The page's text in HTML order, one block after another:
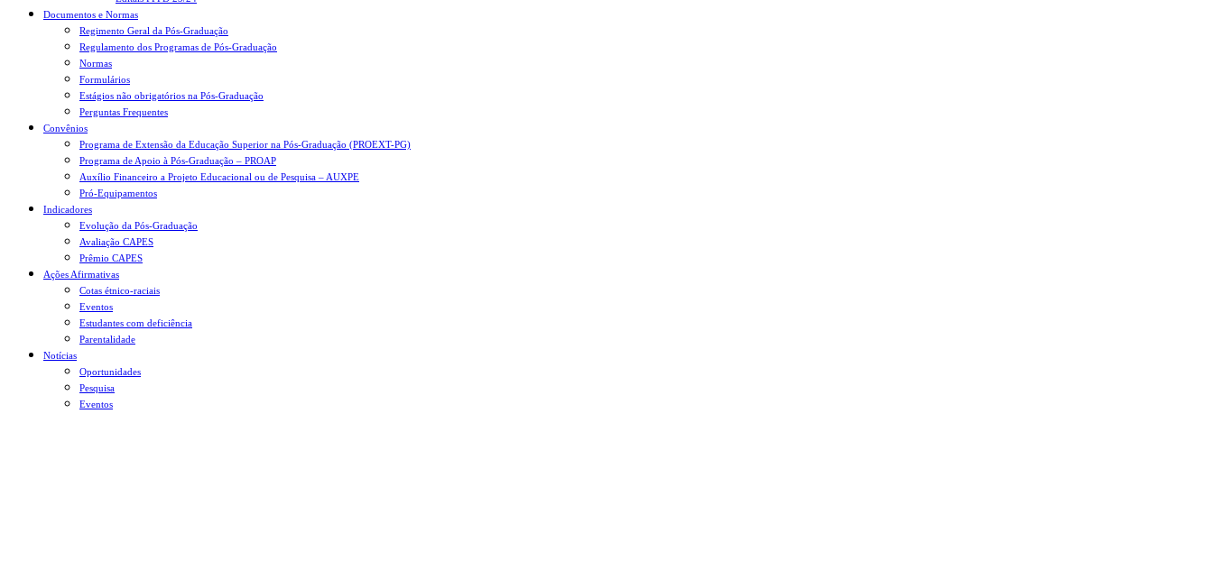
Documentos e Normas
Regimento Geral da Pós-Graduação
Regulamento dos Programas de Pós-Graduação
Normas
Formulários
Estágios não obrigatórios na Pós-Graduação
Perguntas Frequentes
Convênios
Programa de Extensão da Educação Superior na Pós-Graduação (PROEXT-PG)
Programa de Apoio à Pós-Graduação – PROAP
Auxílio Financeiro a Projeto Educacional ou de Pesquisa – AUXPE
Pró-Equipamentos
Indicadores
Evolução da Pós-Graduação
Avaliação CAPES
Prêmio CAPES
Ações Afirmativas
Cotas étnico-raciais
Eventos
Estudantes com deficiência
Parentalidade
Notícias
Oportunidades
Pesquisa
Eventos